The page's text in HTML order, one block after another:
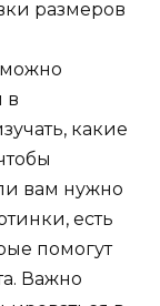
можно
в
какие
вам нужно
есть
помогут
Важно